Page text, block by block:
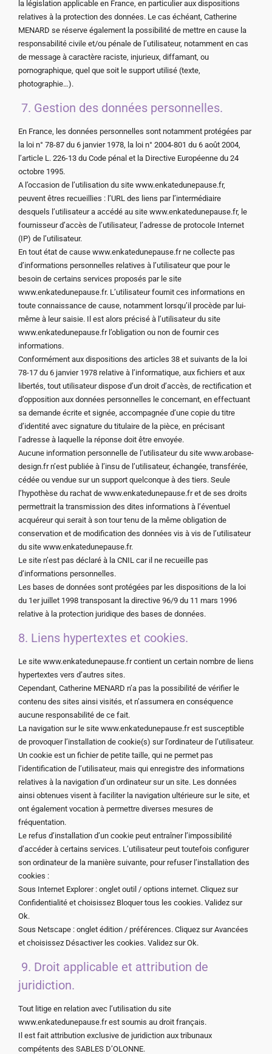
la législation applicable en France, en particulier aux dispositions
relatives à la protection des données. Le cas échéant, Catherine
MENARD se réserve également la possibilité de mettre en cause la
responsabilité civile et/ou pénale de l’utilisateur, notamment en cas
de message à caractère raciste, injurieux, diffamant, ou
pornographique, quel que soit le support utilisé (texte,
photographie…).
7. Gestion des données personnelles.
En France, les données personnelles sont notamment protégées par
la loi n° 78-87 du 6 janvier 1978, la loi n° 2004-801 du 6 août 2004,
l’article L. 226-13 du Code pénal et la Directive Européenne du 24
octobre 1995.
A l’occasion de l’utilisation du site www.enkatedunepause.fr,
peuvent êtres recueillies : l’URL des liens par l’intermédiaire
desquels l’utilisateur a accédé au site www.enkatedunepause.fr, le
fournisseur d’accès de l’utilisateur, l’adresse de protocole Internet
(IP) de l’utilisateur.
En tout état de cause www.enkatedunepause.fr ne collecte pas
d’informations personnelles relatives à l’utilisateur que pour le
besoin de certains services proposés par le site
www.enkatedunepause.fr. L’utilisateur fournit ces informations en
toute connaissance de cause, notamment lorsqu’il procède par lui-
même à leur saisie. Il est alors précisé à l’utilisateur du site
www.enkatedunepause.fr l’obligation ou non de fournir ces
informations.
Conformément aux dispositions des articles 38 et suivants de la loi
78-17 du 6 janvier 1978 relative à l’informatique, aux fichiers et aux
libertés, tout utilisateur dispose d’un droit d’accès, de rectification et
d’opposition aux données personnelles le concernant, en effectuant
sa demande écrite et signée, accompagnée d’une copie du titre
d’identité avec signature du titulaire de la pièce, en précisant
l’adresse à laquelle la réponse doit être envoyée.
Aucune information personnelle de l’utilisateur du site www.arobase-
design.fr n’est publiée à l’insu de l’utilisateur, échangée, transférée,
cédée ou vendue sur un support quelconque à des tiers. Seule
l’hypothèse du rachat de www.enkatedunepause.fr et de ses droits
permettrait la transmission des dites informations à l’éventuel
acquéreur qui serait à son tour tenu de la même obligation de
conservation et de modification des données vis à vis de l’utilisateur
du site www.enkatedunepause.fr.
Le site n’est pas déclaré à la CNIL car il ne recueille pas
d’informations personnelles.
Les bases de données sont protégées par les dispositions de la loi
du 1er juillet 1998 transposant la directive 96/9 du 11 mars 1996
relative à la protection juridique des bases de données.
8. Liens hypertextes et cookies.
Le site www.enkatedunepause.fr contient un certain nombre de liens
hypertextes vers d’autres sites.
Cependant, Catherine MENARD n’a pas la possibilité de vérifier le
contenu des sites ainsi visités, et n’assumera en conséquence
aucune responsabilité de ce fait.
La navigation sur le site www.enkatedunepause.fr est susceptible
de provoquer l’installation de cookie(s) sur l’ordinateur de l’utilisateur.
Un cookie est un fichier de petite taille, qui ne permet pas
l’identification de l’utilisateur, mais qui enregistre des informations
relatives à la navigation d’un ordinateur sur un site. Les données
ainsi obtenues visent à faciliter la navigation ultérieure sur le site, et
ont également vocation à permettre diverses mesures de
fréquentation.
Le refus d’installation d’un cookie peut entraîner l’impossibilité
d’accéder à certains services. L’utilisateur peut toutefois configurer
son ordinateur de la manière suivante, pour refuser l’installation des
cookies :
Sous Internet Explorer : onglet outil / options internet. Cliquez sur
Confidentialité et choisissez Bloquer tous les cookies. Validez sur
Ok.
Sous Netscape : onglet édition / préférences. Cliquez sur Avancées
et choisissez Désactiver les cookies. Validez sur Ok.
9. Droit applicable et attribution de
juridiction.
Tout litige en relation avec l’utilisation du site
www.enkatedunepause.fr est soumis au droit français.
Il est fait attribution exclusive de juridiction aux tribunaux
compétents des SABLES D’OLONNE.